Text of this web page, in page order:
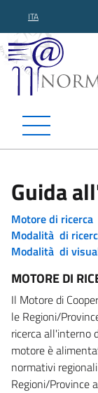
ITA
Guida
Motore di ricerca
Modalità di
Modalità di
MOTORE DI
Il Motore di
le Regioni/
ricerca all'interno
motore è
normativi
Regioni/Province